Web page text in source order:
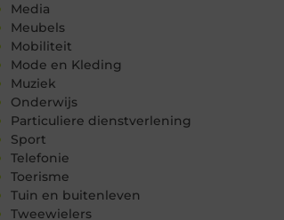
Media
Meubels
Mobiliteit
Mode en Kleding
Muziek
Onderwijs
Particuliere dienstverlening
Sport
Telefonie
Toerisme
Tuin en buitenleven
Tweewielers